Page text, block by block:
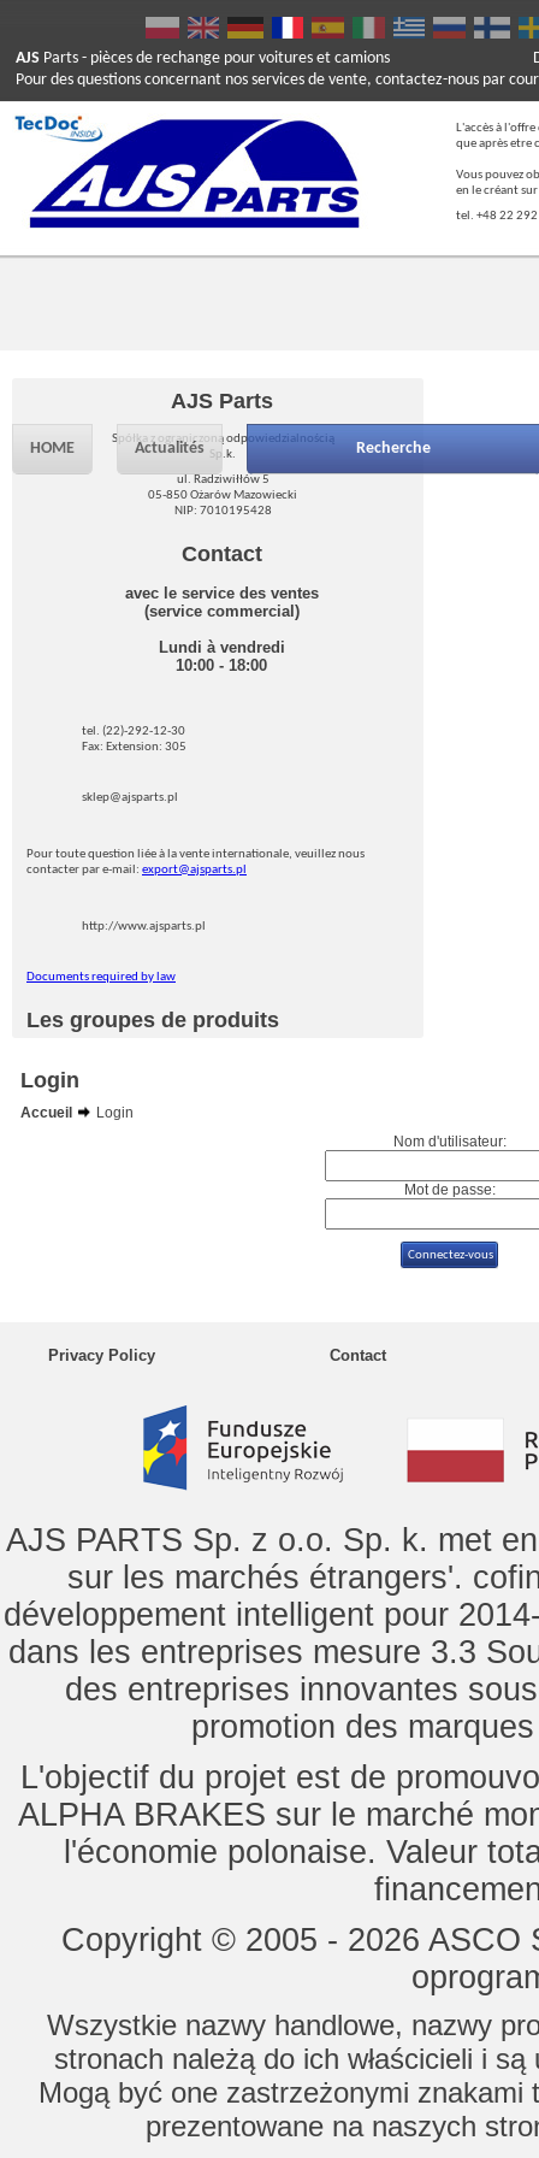
AJS Parts - pièces de rechange pour voitures et camions
Pour des questions concernant nos services de vente, contactez-nous par
L'accès à
que après etre
Vous pouvez
en le créant
tel. +48 22
HOME Actualités Recherche
AJS Parts
Spółka z ograniczoną odpowiedzialnością
Sp.k.
ul. Radziwiłłów 5
05-850 Ożarów Mazowiecki
NIP: 7010195428
Contact
avec le service des ventes
(service commercial)
Lundi à vendredi
10:00 - 18:00
tel. (22)-292-12-30
Fax: Extension: 305
sklep@ajsparts.pl
Pour toute question liée à la vente internationale, veuillez nous
contacter par e-mail: export@ajsparts.pl
http://www.ajsparts.pl
Documents required by law
Les groupes de produits
Login
Accueil
Login
Nom d'utilisateur:
Mot de passe:
Privacy Policy Contact
AJS PARTS Sp. z o.o. Sp. k. met
sur les marchés étrangers'.
développement intelligent pour
dans les entreprises mesure 3.3
des entreprises innovantes
promotion des
L'objectif du projet est de
ALPHA BRAKES sur le marché
l'économie polonaise. Valeur
Copyright © 2005 - 2026
Wszystkie nazwy handlowe, nazwy
stronach należą do ich właścicieli i
Mogą być one zastrzeżonymi znakami
prezentowane na naszych